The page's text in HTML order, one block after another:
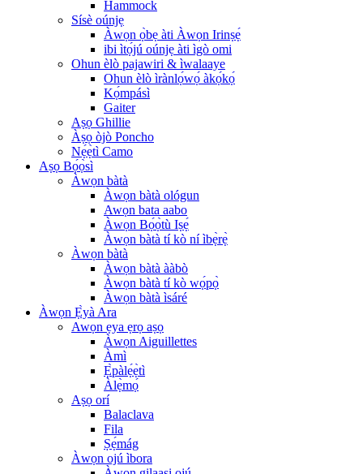
Hammock
Sísè oúnjẹ
Àwọn ọ̀bẹ àti Àwọn Irinṣẹ́
ibi ìtọ́jú oúnjẹ àti ìgò omi
Ohun èlò pajawiri & ìwalaaye
Ohun èlò ìrànlọ́wọ́ àkọ́kọ́
Kọ́mpásì
Gaiter
Aṣọ Ghillie
Àṣọ òjò Poncho
Nẹ́ẹ̀tì Camo
Aṣọ Bọ́ọ̀sì
Àwọn bàtà
Àwọn bàtà ológun
Awọn bata aabo
Àwọn Bọ́ọ̀tù Iṣẹ́
Àwọn bàtà tí kò ní ìbẹ̀rẹ̀
Àwọn bàtà
Àwọn bàtà ààbò
Àwọn bàtà tí kò wọ́pọ̀
Àwọn bàtà ìsáré
Àwọn Ẹ̀yà Ara
Awọn ẹya ẹrọ aṣọ
Àwọn Aiguillettes
Àmì
Ẹ̀pàlẹ́ẹ̀tì
Àlẹ̀mọ́
Aṣọ orí
Balaclava
Fila
Ṣẹ́mág
Àwọn ojú ìbora